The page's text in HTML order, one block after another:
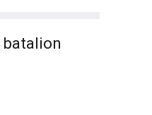
batalion